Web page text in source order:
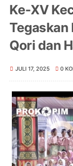
Ke-XV
Tegaskan
Qori dan
JULI 17, 2025 0